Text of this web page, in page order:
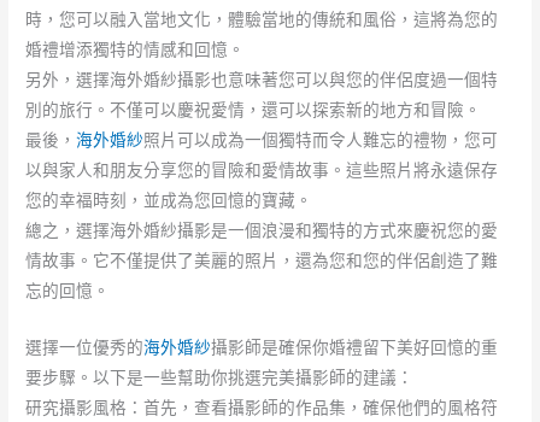
時，您可以融入當地文化，體驗當地的傳統和風俗，這將為您的
婚禮增添獨特的情感和回憶。
另外，選擇海外婚紗攝影也意味著您可以與您的伴侶度過一個特
別的旅行。不僅可以慶祝愛情，還可以探索新的地方和冒險。
最後，海外婚紗照片可以成為一個獨特而令人難忘的禮物，您可
以與家人和朋友分享您的冒險和愛情故事。這些照片將永遠保存
您的幸福時刻，並成為您回憶的寶藏。
總之，選擇海外婚紗攝影是一個浪漫和獨特的方式來慶祝您的愛
情故事。它不僅提供了美麗的照片，還為您和您的伴侶創造了難
忘的回憶。
選擇一位優秀的海外婚紗攝影師是確保你婚禮留下美好回憶的重
要步驟。以下是一些幫助你挑選完美攝影師的建議：
研究攝影風格：首先，查看攝影師的作品集，確保他們的風格符